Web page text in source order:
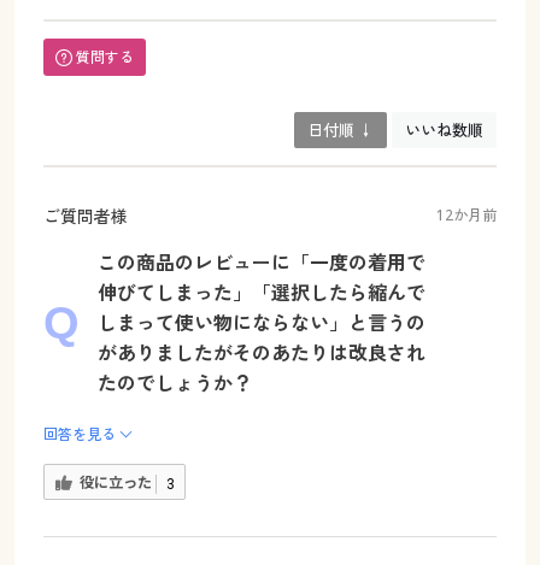
質問する
日付順 ↓ いいね数順
ご質問者様 12か月前
この商品のレビューに「一度の着用で
伸びてしまった」「選択したら縮んで
しまって使い物にならない」と言うの
がありましたがそのあたりは改良され
たのでしょうか？
回答を見る
役に立った 3